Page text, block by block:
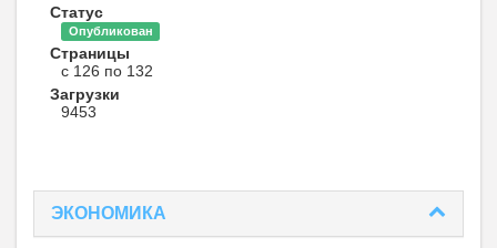
Статус
Опубликован
Страницы
с 126 по 132
Загрузки
9453
ЭКОНОМИКА